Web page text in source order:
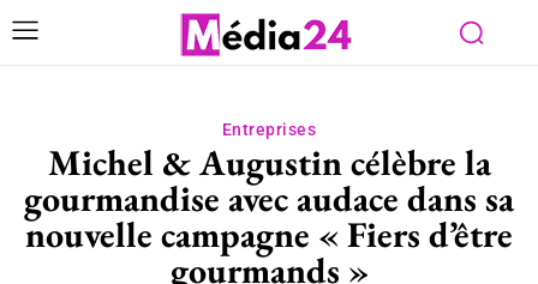
Entreprises
Michel & Augustin célèbre la
gourmandise avec audace dans sa
nouvelle campagne « Fiers d’être
gourmands »